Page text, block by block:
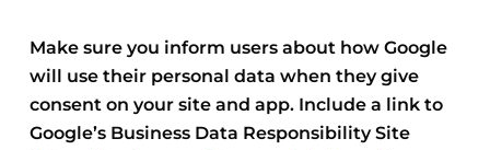
Make sure you inform users about how Google
will use their personal data when they give
consent on your site and app. Include a link to
Google’s Business Data Responsibility Site